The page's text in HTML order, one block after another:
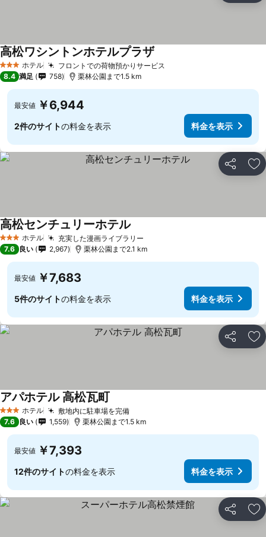
3 ホテルのランク
ホテル フロントでの荷物預かりサービス
高松ワシントンホテルプラザ
8.4 満足 758 栗林公園まで1.5 km
最安値 ￥6,944
2件のサイトの料金を表示 料金を表示
シェア お
3 ホテルのランク
ホテル 充実した漫画ライブラリー
高松センチュリーホテル
7.6 良い 2,967 栗林公園まで2.1 km
最安値 ￥7,683
5件のサイトの料金を表示 料金を表示
シェア お
3 ホテルのランク
ホテル 敷地内に駐車場を完備料金を表示
アパホテル 高松瓦町
7.6 良い 1,559 栗林公園まで1.5 km
最安値 ￥7,393
12件のサイトの料金を表示 料金を表示
シェア お